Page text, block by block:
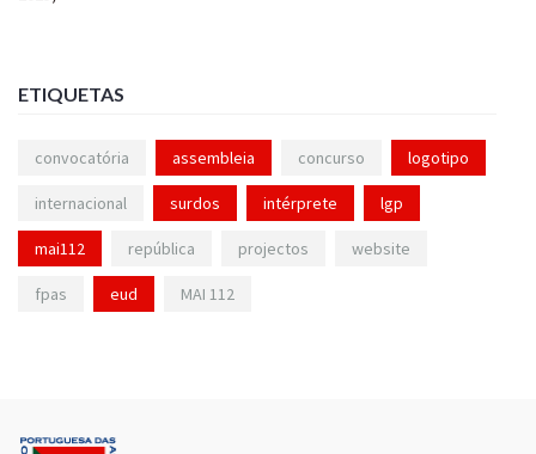
ETIQUETAS
convocatória assembleia concurso logotipo
internacional surdos intérprete lgp
mai112 república projectos website
fpas eud MAI 112